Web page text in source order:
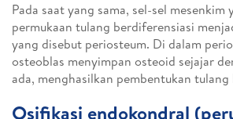
Pada saat yang sama, sel-sel mesenkim
permukaan tulang berdiferensiasi
yang disebut periosteum. Di dalam
osteoblas menyimpan osteoid sejajar
ada, menghasilkan pembentukan
Osifikasi endokondral